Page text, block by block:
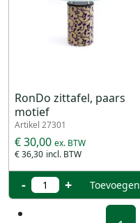
RonDo zittafel, paars
motief
Artikel 27301
€ 36,30
€ 30,00
- + Toevoegen